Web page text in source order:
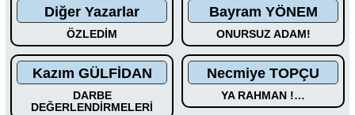
Diğer Yazarlar
ÖZLEDİM
Bayram YÖNEM
ONURSUZ ADAM!
Kazım GÜLFİDAN
DARBE
DEĞERLENDİRMELERİ
Necmiye TOPÇU
YA RAHMAN !…